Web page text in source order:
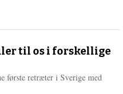
til os i forskellige
første retræter i Sverige med